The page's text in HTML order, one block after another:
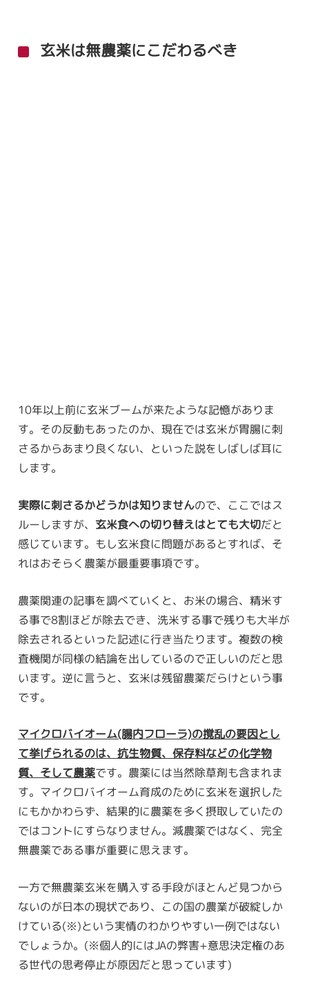
玄米は無農薬にこだわるべき
10年以上前に玄米ブームが来たような記憶がありま
す。その反動もあったのか、現在では玄米が胃腸に刺
さるからあまり良くない、といった説をしばしば耳に
します。
実際に刺さるかどうかは知りませんので、ここではス
ルーしますが、 玄米食への切り替えはとても大切だと
感じています。もし玄米食に問題があるとすれば、そ
れはおそらく農薬が最重要事項です。
農薬関連の記事を調べていくと、お米の場合、精米す
る事で8割ほどが除去でき、洗米する事で残りも大半が
除去されるといった記述に行き当たります。複数の検
査機関が同様の結論を出しているので正しいのだと思
います。逆に言うと、玄米は残留農薬だらけという事
です。
マイクロバイオーム(腸内フローラ)の撹乱の要因とし
て挙げられるのは、抗生物質、保存料などの化学物
質、そして農薬です。農薬には当然除草剤も含まれま
す。マイクロバイオーム育成のために玄米を選択した
にもかかわらず、結果的に農薬を多く摂取していたの
ではコントにすらなりません。減農薬ではなく、完全
無農薬である事が重要に思えます。
一方で無農薬玄米を購入する手段がほとんど見つから
ないのが日本の現状であり、この国の農業が破綻しか
けている(※)という実情のわかりやすい一例ではない
でしょうか。(※個人的にはJAの弊害+意思決定権のあ
る世代の思考停止が原因だと思っています)